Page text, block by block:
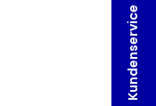
Kundenservice